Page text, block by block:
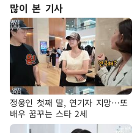
많이 본 기사
정웅인 첫째 딸, 연기자 지망…또
배우 꿈꾸는 스타 2세